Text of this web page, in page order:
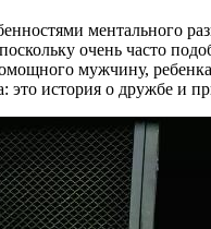
очень часто
мужчину,
это история о дружбе и